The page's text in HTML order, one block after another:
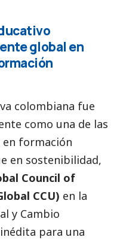
global en
colombiana fue
como una de las
en formación
en sostenibilidad,
Council of
CCU) en la
y Cambio
para una